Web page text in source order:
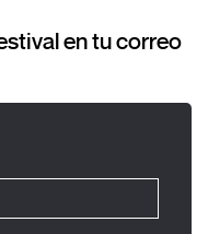
en tu correo